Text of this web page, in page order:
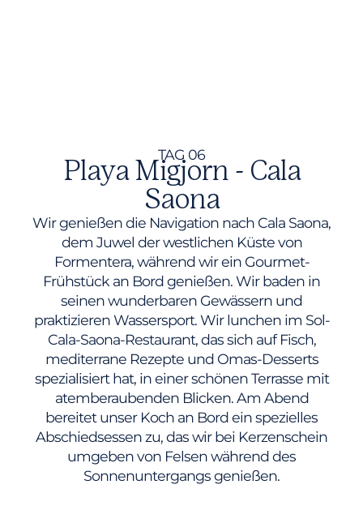
TAG 06
Playa Migjorn - Cala
Saona
Wir genießen die Navigation nach Cala Saona,
dem Juwel der westlichen Küste von
Formentera, während wir ein Gourmet-
Frühstück an Bord genießen. Wir baden in
seinen wunderbaren Gewässern und
praktizieren Wassersport. Wir lunchen im Sol-
Cala-Saona-Restaurant, das sich auf Fisch,
mediterrane Rezepte und Omas-Desserts
spezialisiert hat, in einer schönen Terrasse mit
atemberaubenden Blicken. Am Abend
bereitet unser Koch an Bord ein spezielles
Abschiedsessen zu, das wir bei Kerzenschein
umgeben von Felsen während des
Sonnenuntergangs genießen.